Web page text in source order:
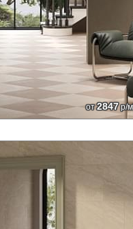
от2847р/